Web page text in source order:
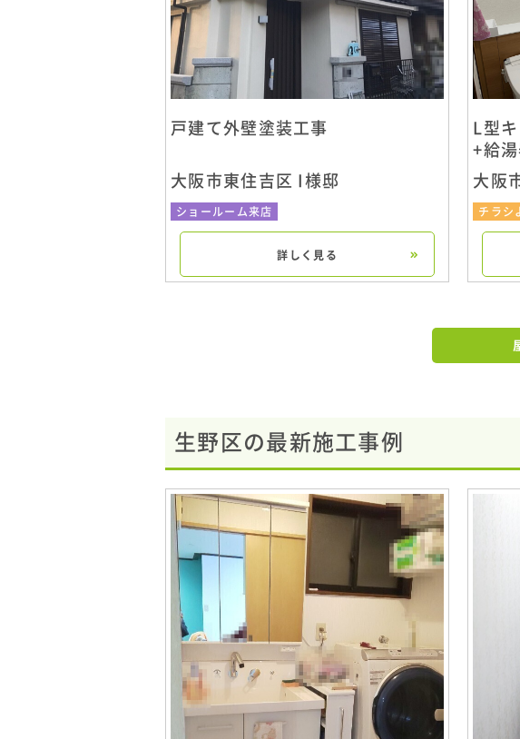
戸建て外壁塗装工事
大阪市東住吉区 I様邸
ショールーム来店
詳しく見る
L型
+給
大阪
チラシ
生野区の最新施工事例